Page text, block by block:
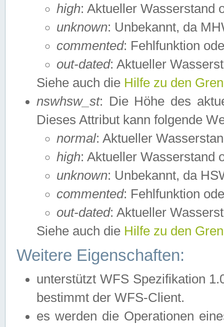
high: Aktueller Wasserstand
unknown: Unbekannt, da
commented: Fehlfunktion
out-dated: Aktueller
Siehe auch die Hilfe zu den
nswhsw_st: Die Höhe des
Dieses Attribut kann folgende
normal: Aktueller
high: Aktueller Wasserstand
unknown: Unbekannt, da
commented: Fehlfunktion
out-dated: Aktueller
Siehe auch die Hilfe zu den
Weitere Eigenschaften:
unterstützt WFS Spezifikation
bestimmt der WFS-Client.
es werden die Operationen